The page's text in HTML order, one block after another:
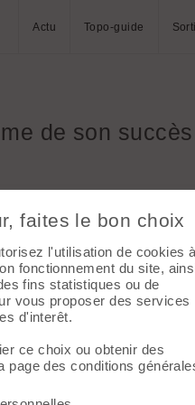
Actu Topo-guide
de son succès
la montée comme une
faites le bon choix
l'utilisation de cookies à
fonctionnement du site,
fins statistiques ou de
vous proposer des services
d'interêt.
ce choix ou obtenir des
des conditions